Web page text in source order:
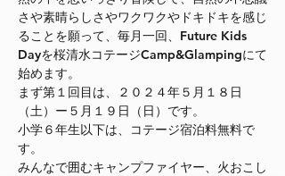
さや素晴らしさやワクワクやドキドキを感じ
ることを願って、毎月一回、Future Kids
Dayを桜清水コテージCamp&Glampingにて
始めます。
まず第１回目は、２０２４年５月１８日
（土）ー５月１９日（日）です。
小学６年生以下は、コテージ宿泊料無料で
す。
みんなで囲むキャンプファイヤー、火おこし